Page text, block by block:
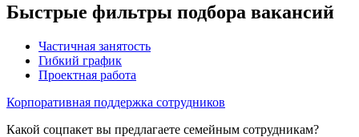
Быстрые фильтры подбора вакансий
Частичная занятость
Гибкий график
Проектная работа
Корпоративная поддержка сотрудников
Какой соцпакет вы предлагаете семейным сотрудникам?